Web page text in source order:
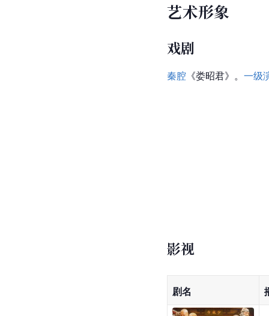
艺术形象
戏剧
秦腔 《娄昭君》。 一级
影视
剧名